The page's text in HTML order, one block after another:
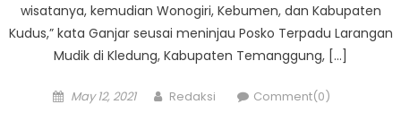
wisatanya, kemudian Wonogiri, Kebumen, dan Kabupaten
Kudus,” kata Ganjar seusai meninjau Posko Terpadu Larangan
Mudik di Kledung, Kabupaten Temanggung, […]
Posted
May 12, 2021 Author
Redaksi Comment(0)